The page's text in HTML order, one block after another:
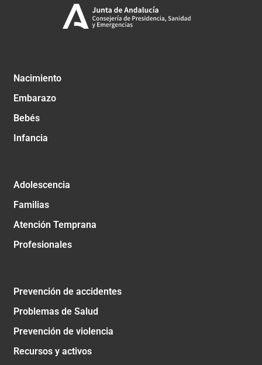
Nacimiento
Embarazo
Bebés
Infancia
Adolescencia
Familias
Atención Temprana
Profesionales
Prevención de accidentes
Problemas de Salud
Prevención de violencia
Recursos y activos